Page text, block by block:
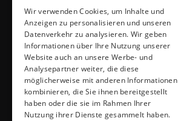
ADRESSE & KONTAKT
Küchen Thiemann
Thiemann GmbH
Krombacher Straße 4
51491 Overath
02206 / 6461
info@kuechen-thiemann.de
ÖFFNUNGSZEITEN
Wir verwenden Cookies, um Inhalte und
Anzeigen zu personalisieren und unseren
Datenverkehr zu analysieren. Wir geben
Informationen über Ihre Nutzung unserer
Website auch an unsere Werbe- und
Analysepartner weiter, die diese
möglicherweise mit anderen Informationen
kombinieren, die Sie ihnen bereitgestellt
haben oder die sie im Rahmen Ihrer
Nutzung ihrer Dienste gesammelt haben.